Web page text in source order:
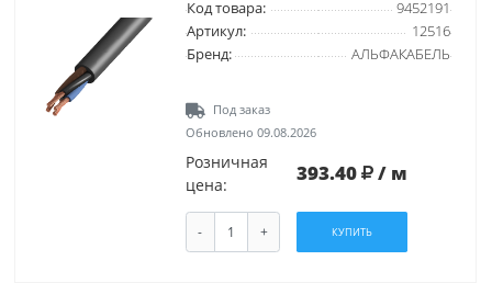
Код товара:
9452191
Артикул:
12516
Бренд:
АЛЬФАКАБЕЛЬ
Под заказ
Обновлено 09.08.2026
Розничная
цена:
393.40 / м
- + КУПИТЬ